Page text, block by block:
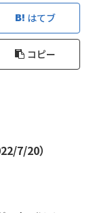
はてブ
コピー
7/20）